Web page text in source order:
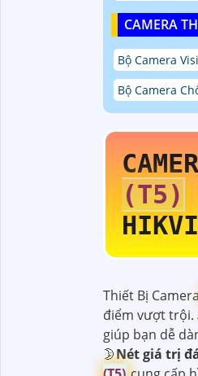
CAMERA
Bộ Camera
Bộ Camera
(T5)
Thiết Bị Camera
điểm vượt
giúp bạn dễ
🌛Nét giá trị